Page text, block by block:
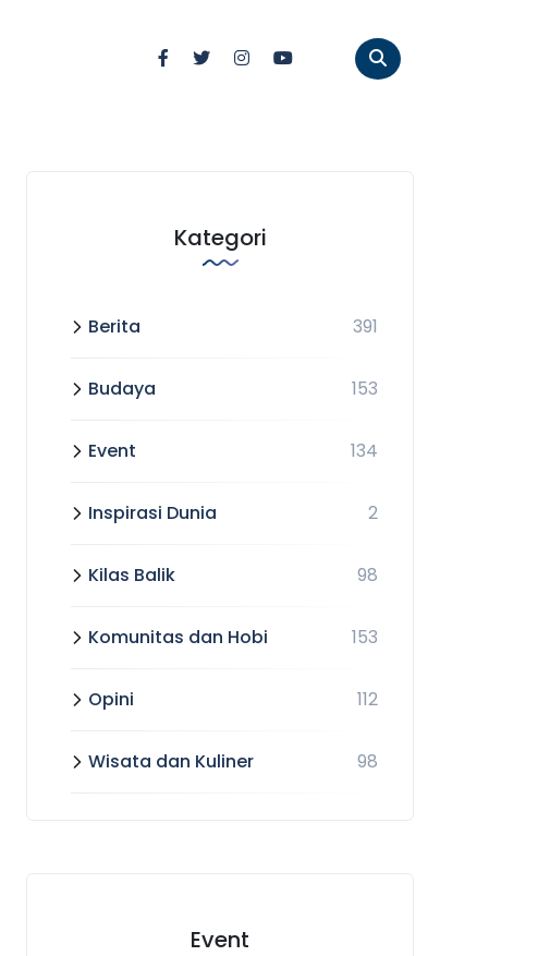
Kategori
Berita 391
Budaya 153
Event 134
Inspirasi Dunia 2
Kilas Balik 98
Komunitas dan Hobi 153
Opini 112
Wisata dan Kuliner 98
Event